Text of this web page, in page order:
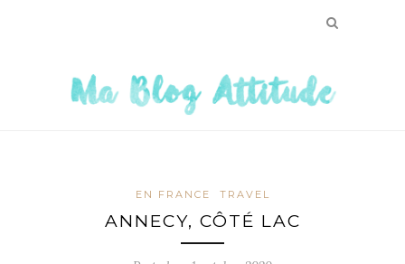
EN FRANCE TRAVEL
ANNECY, CÔTÉ LAC